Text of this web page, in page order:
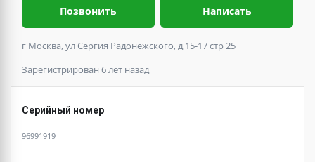
Позвонить Написать
г Москва, ул Сергия Радонежского, д 15-17 стр 25
Зарегистрирован 6 лет назад
Серийный номер
96991919